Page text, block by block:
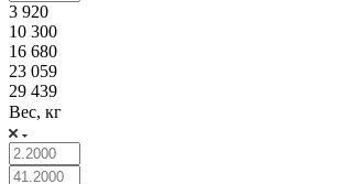
3 920
10 300
16 680
23 059
29 439
Вес, кг